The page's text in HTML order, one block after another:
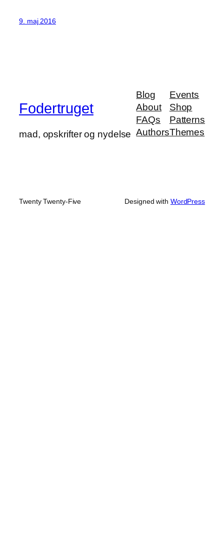
9. maj 2016
Fodertruget
mad, opskrifter og nydelse
Blog
About
FAQs
Authors
Events
Shop
Patterns
Themes
Twenty Twenty-Five Designed with WordPress